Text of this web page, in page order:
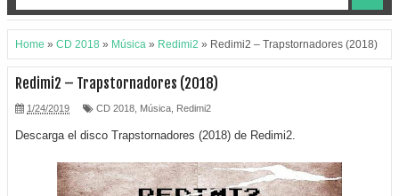
Home » CD 2018 » Música » Redimi2 » Redimi2 – Trapstornadores (2018)
Redimi2 – Trapstornadores (2018)
1/24/2019 CD 2018 Música Redimi2
Descarga el disco Trapstornadores (2018) de Redimi2.